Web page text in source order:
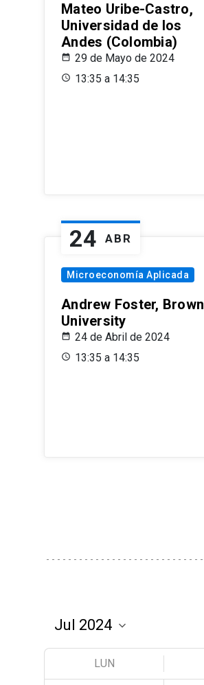
Mateo Uribe-Castro,
Universidad de los
Andes (Colombia)
29 de Mayo de 2024
13:35 a 14:35
24 ABR
Microeconomía Aplicada
Andrew Foster, Brown
University
24 de Abril de 2024
13:35 a 14:35
LUN